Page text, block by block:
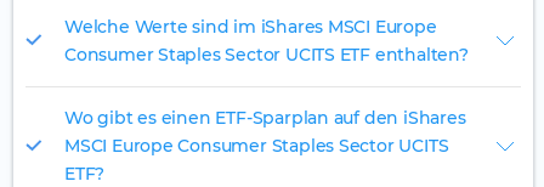
Welche Werte sind im iShares MSCI Europe
Consumer Staples Sector UCITS ETF enthalten?
Wo gibt es einen ETF-Sparplan auf den iShares
MSCI Europe Consumer Staples Sector UCITS
ETF?